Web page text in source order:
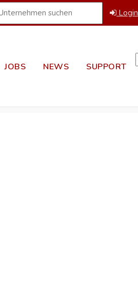
Login
JOBS NEWS SUPPORT